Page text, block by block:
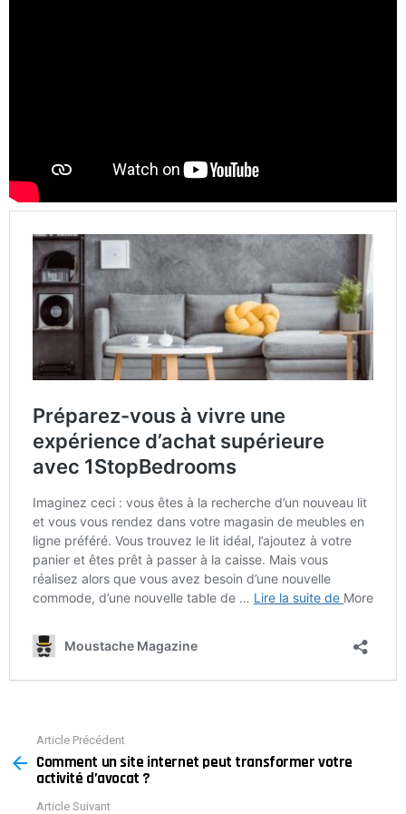
more
Article Précédent
Comment un site internet peut transformer votre
activité d’avocat ?
Article Suivant